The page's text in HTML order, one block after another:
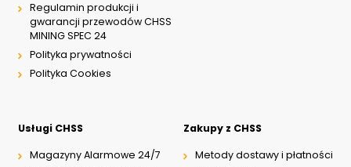
Regulamin produkcji i
gwarancji przewodów CHSS
MINING SPEC 24
Polityka prywatności
Polityka Cookies
Usługi CHSS
Magazyny Alarmowe 24/7
Zakupy z CHSS
Metody dostawy i płatności